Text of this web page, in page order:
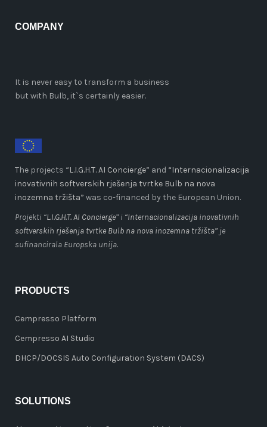
COMPANY
It is never easy to transform a business
but with Bulb, it`s certainly easier.
The projects “L.I.G.H.T. AI Concierge” and “Internacionalizacija
inovativnih softverskih rješenja tvrtke Bulb na nova
inozemna tržišta” was co-financed by the European Union.
Projekti “L.I.G.H.T. AI Concierge” i “Internacionalizacija inovativnih
softverskih rješenja tvrtke Bulb na nova inozemna tržišta” je
sufinancirala Europska unija.
PRODUCTS
Cempresso Platform
Cempresso AI Studio
DHCP/DOCSIS Auto Configuration System (DACS)
SOLUTIONS